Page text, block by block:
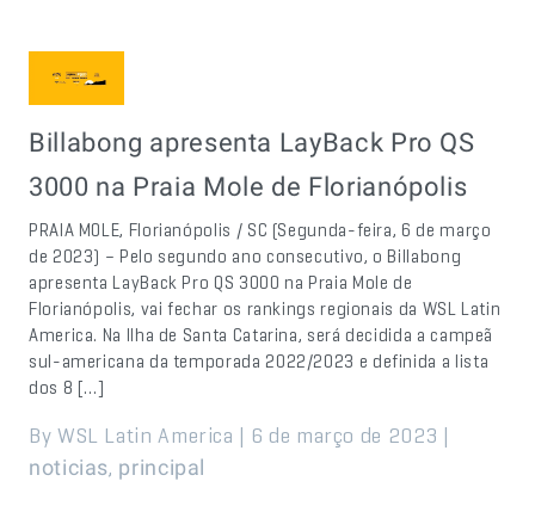
Billabong apresenta LayBack Pro QS
3000 na Praia Mole de Florianópolis
PRAIA MOLE, Florianópolis / SC (Segunda-feira, 6 de março
de 2023) – Pelo segundo ano consecutivo, o Billabong
apresenta LayBack Pro QS 3000 na Praia Mole de
Florianópolis, vai fechar os rankings regionais da WSL Latin
America. Na Ilha de Santa Catarina, será decidida a campeã
sul-americana da temporada 2022/2023 e definida a lista
dos 8 […]
By WSL Latin America | 6 de março de 2023 |
noticias, principal